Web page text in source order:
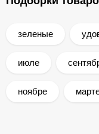
зеленые
июле
ноябре